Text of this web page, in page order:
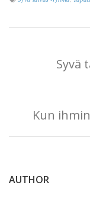
Syvä
Kun
AUTHOR